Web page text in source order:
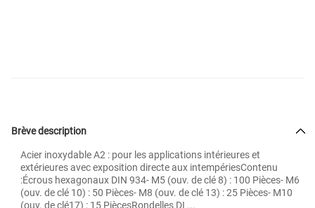
Brève description
Acier inoxydable A2 : pour les applications intérieures et
extérieures avec exposition directe aux intempériesContenu
:Écrous hexagonaux DIN 934- M5 (ouv. de clé 8) : 100 Pièces- M6
(ouv. de clé 10) : 50 Pièces- M8 (ouv. de clé 13) : 25 Pièces- M10
(ouv. de clé17) : 15 PiècesRondelles DI ...